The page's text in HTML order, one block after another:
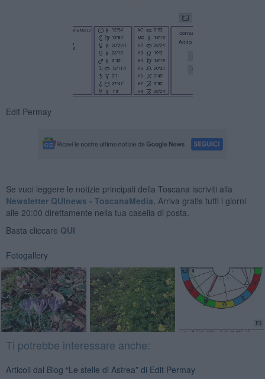
Edit Permay
Se vuoi leggere le notizie principali della Toscana iscriviti alla
Newsletter QUInews - ToscanaMedia. Arriva gratis tutti i giorni
alle 20:00 direttamente nella tua casella di posta.
Basta cliccare QUI
Fotogallery
Ti potrebbe interessare anche:
Articoli dal Blog “Le stelle di Astrea” di Edit Permay